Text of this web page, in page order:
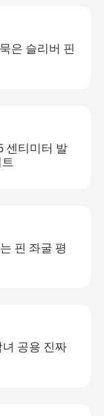
은 슬리버 핀
센티미터 발
핀 좌굴 평
공용 진짜